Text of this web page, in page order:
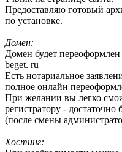
Предоставляю готовый
по установке.
Домен:
Домен будет переоформлен
beget. ru
Есть нотариальное
полное онлайн
При желании вы легко
регистратору - достаточно
(после смены
Хостинг: